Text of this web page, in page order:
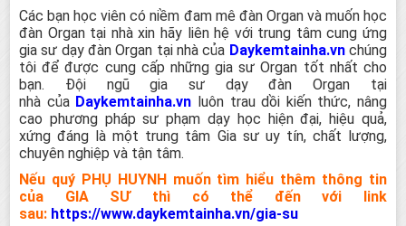
Các bạn học viên có niềm đam mê đàn Organ và muốn học
đàn Organ tại nhàxin hãy liên hệ với trung tâm cung ứng
gia sư dạy đàn Organ tại nhà của Daykemtainha.vn chúng
tôi để được cung cấp những gia sư Organ tốt nhất cho
bạn. Đội ngũ gia sư dạy đàn Organ tại
nhà của Daykemtainha.vn luôn trau dồi kiến thức, nâng
cao phương pháp sư phạm dạy học hiện đại, hiệu quả,
xứng đáng là một trung tâm Gia sư uy tín, chất lượng,
chuyên nghiệp và tận tâm.
Nếu quý PHỤ HUYNH muốn tìm hiểu thêm thông tin
của GIA SƯ thì có thể đến với link
sau: https://www.daykemtainha.vn/gia-su